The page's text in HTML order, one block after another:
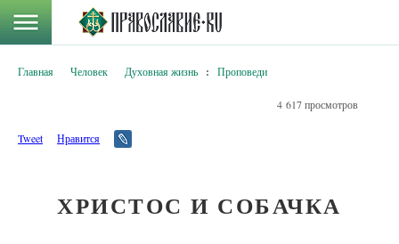
Главная Человек Духовная жизнь : Проповеди
4 617 просмотров
Tweet Нравится
ХРИСТОС И СОБАЧКА